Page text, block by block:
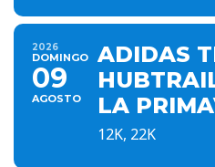
2026
DOMINGO
09
AGOSTO
ADIDAS
LA
12K, 22K